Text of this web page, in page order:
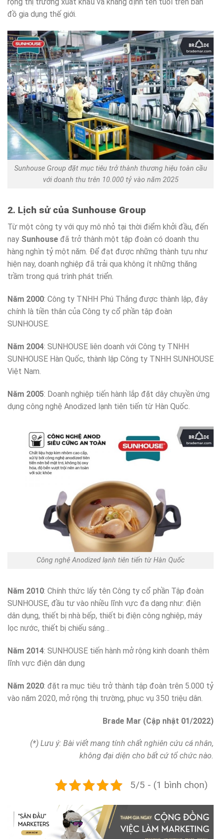
đồ gia dụng thế giới.
Sunhouse Group đặt mục tiêu trở thành thương hiệu toàn cầu
với doanh thu trên 10.000 tỷ vào năm 2025
2. Lịch sử của Sunhouse Group
Từ một công ty với quy mô nhỏ tại thời điểm khởi đầu, đến
nay Sunhouse đã trở thành một tập đoàn có doanh thu
hàng nghìn tỷ một năm. Để đạt được những thành tựu như
hiện nay, doanh nghiệp đã trải qua không ít những thăng
trầm trong quá trình phát triển.
Năm 2000: Công ty TNHH Phú Thắng được thành lập, đây
chính là tiền thân của Công ty cổ phần tập đoàn
SUNHOUSE.
Năm 2004: SUNHOUSE liên doanh với Công ty TNHH
SUNHOUSE Hàn Quốc, thành lập Công ty TNHH SUNHOUSE
Việt Nam.
Năm 2005: Doanh nghiệp tiến hành lắp đặt dây chuyền ứng
dụng công nghệ Anodized lạnh tiên tiến từ Hàn Quốc.
Công nghệ Anodized lạnh tiên tiến từ Hàn Quốc
Năm 2010: Chính thức lấy tên Công ty cổ phần Tập đoàn
SUNHOUSE, đầu tư vào nhiều lĩnh vực đa dạng như: điện
dân dụng, thiết bị nhà bếp, thiết bị điện công nghiệp, máy
lọc nước, thiết bị chiếu sáng…
Năm 2014: SUNHOUSE tiến hành mở rộng kinh doanh thêm
lĩnh vực điện dân dụng
Năm 2020: đặt ra mục tiêu trở thành tập đoàn trên 5.000 tỷ
vào năm 2020, mở rộng thị trường, phục vụ 350 triệu dân.
Brade Mar (Cập nhật 01/2022)
(*) Lưu ý: Bài viết mang tính chất nghiên cứu cá nhân,
không đại diện cho bất cứ tổ chức nào.
5/5 - (1 bình chọn)